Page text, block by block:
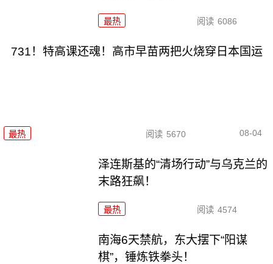
最热 阅读 6086
731！特高课还魂！高市早苗两把火烧穿日本国运
最热 阅读 5670 08-04
泽连斯基的“清场行动”与乌克兰的
末路狂飙！
最热 阅读 4574
南海6天禁航，东大摆下“阳谋
棋”，锤炼铁拳头！